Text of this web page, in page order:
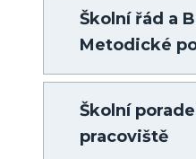
Školní řád a
Metodické
Školní
pracoviště